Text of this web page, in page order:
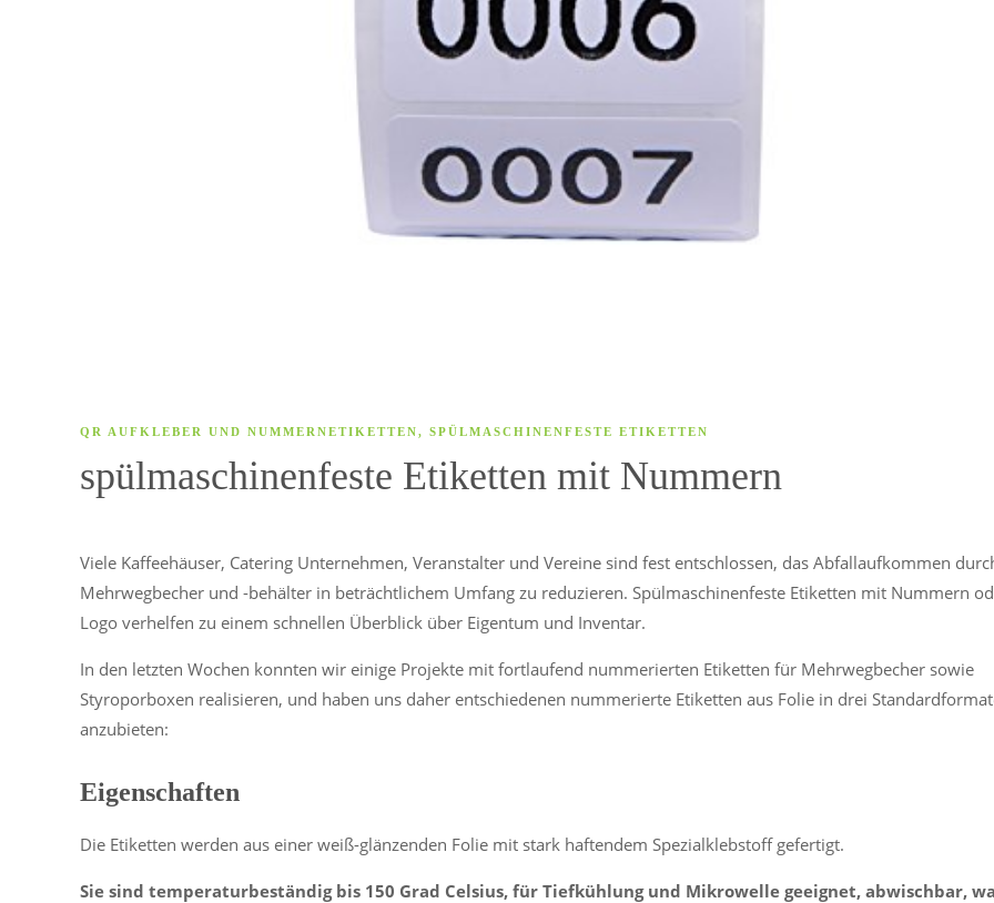
QR AUFKLEBER UND NUMMERNETIKETTEN, SPÜLMASCHINENFESTE ETIKETTEN
spülmaschinenfeste Etiketten mit Nummern
Viele Kaffeehäuser, Catering Unternehmen, Veranstalter und Vereine sind fest entschlossen, das Abfallaufkommen
Mehrwegbecher und -behälter in beträchtlichem Umfang zu reduzieren. Spülmaschinenfeste Etiketten mit Nummern
Logo verhelfen zu einem schnellen Überblick über Eigentum und Inventar.
In den letzten Wochen konnten wir einige Projekte mit fortlaufend nummerierten Etiketten für Mehrwegbecher sowie
Styroporboxen realisieren, und haben uns daher entschiedenen nummerierte Etiketten aus Folie in drei
anzubieten:
Eigenschaften
Die Etiketten werden aus einer weiß-glänzenden Folie mit stark haftendem Spezialklebstoff gefertigt.
Sie sind temperaturbeständig bis 150 Grad Celsius, für Tiefkühlung und Mikrowelle geeignet, abwischbar,